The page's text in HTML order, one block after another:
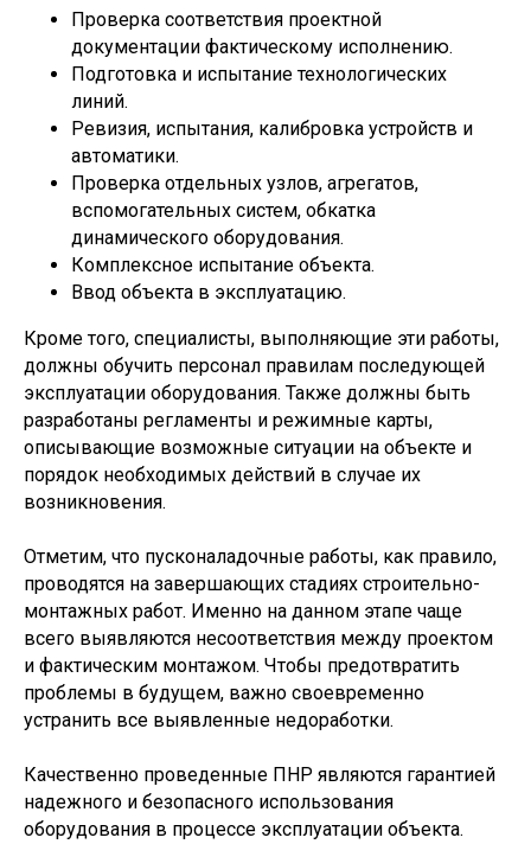
Проверка соответствия проектной
документации фактическому исполнению.
Подготовка и испытание технологических
линий.
Ревизия, испытания, калибровка устройств и
автоматики.
Проверка отдельных узлов, агрегатов,
вспомогательных систем, обкатка
динамического оборудования.
Комплексное испытание объекта.
Ввод объекта в эксплуатацию.
Кроме того, специалисты, выполняющие эти работы,
должны обучить персонал правилам последующей
эксплуатации оборудования. Также должны быть
разработаны регламенты и режимные карты,
описывающие возможные ситуации на объекте и
порядок необходимых действий в случае их
возникновения.
Отметим, что пусконаладочные работы, как правило,
проводятся на завершающих стадиях строительно-
монтажных работ. Именно на данном этапе чаще
всего выявляются несоответствия между проектом
и фактическим монтажом. Чтобы предотвратить
проблемы в будущем, важно своевременно
устранить все выявленные недоработки.
Качественно проведенные ПНР являются гарантией
надежного и безопасного использования
оборудования в процессе эксплуатации объекта.